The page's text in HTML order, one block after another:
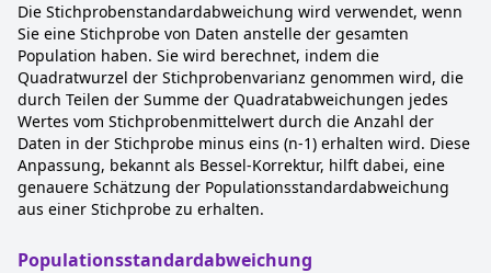
Die Stichprobenstandardabweichung wird verwendet, wenn
Sie eine Stichprobe von Daten anstelle der gesamten
Population haben. Sie wird berechnet, indem die
Quadratwurzel der Stichprobenvarianz genommen wird, die
durch Teilen der Summe der Quadratabweichungen jedes
Wertes vom Stichprobenmittelwert durch die Anzahl der
Daten in der Stichprobe minus eins (n-1) erhalten wird. Diese
Anpassung, bekannt als Bessel-Korrektur, hilft dabei, eine
genauere Schätzung der Populationsstandardabweichung
aus einer Stichprobe zu erhalten.
Populationsstandardabweichung